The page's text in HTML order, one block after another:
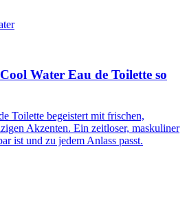
Water Eau de Toilette so
Toilette begeistert mit frischen,
Akzenten. Ein zeitloser, maskuliner
ist und zu jedem Anlass passt.